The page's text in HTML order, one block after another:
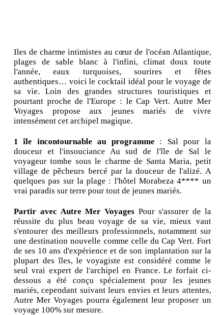
Iles de charme intimistes au cœur de l'océan Atlantique,
plages de sable blanc à l'infini, climat doux toute
l'année, eaux turquoises, sourires et fêtes
authentiques… voici le cocktail idéal pour le voyage de
sa vie. Loin des grandes structures touristiques et
pourtant proche de l'Europe : le Cap Vert. Autre Mer
Voyages propose aux jeunes mariés de vivre
intensément cet archipel magique.
1 île incontournable au programme : Sal pour la
douceur et l'insouciance Au sud de l'île de Sal le
voyageur tombe sous le charme de Santa Maria, petit
village de pêcheurs bercé par la douceur de l'alizé. A
quelques pas sur la plage : l'hôtel Morabeza 4**** un
vrai paradis sur terre pour tout de jeunes mariés.
Partir avec Autre Mer Voyages Pour s'assurer de la
réussite du plus beau voyage de sa vie, mieux vaut
s'entourer des meilleurs professionnels, notamment sur
une destination nouvelle comme celle du Cap Vert. Fort
de ses 10 ans d'expérience et de son implantation sur la
plupart des îles, le voyagiste est considéré comme le
seul vrai expert de l'archipel en France. Le forfait ci-
dessous a été conçu spécialement pour les jeunes
mariés, cependant suivant leurs envies et leurs attentes,
Autre Mer Voyages pourra également leur proposer un
voyage 100% sur mesure.